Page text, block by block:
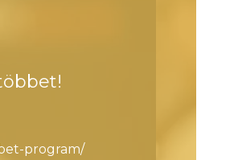
program/